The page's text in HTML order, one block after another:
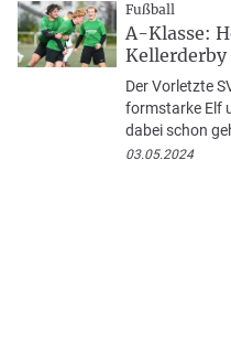
Fußball
A-Klasse:
Kellerderby
Der Vorletzte
formstarke Elf
dabei schon
03.05.2024